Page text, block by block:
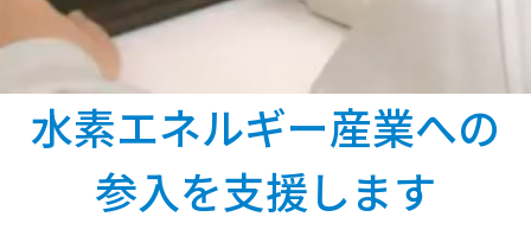
水素エネルギー産業への
参入を支援します